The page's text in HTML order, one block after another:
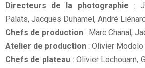
Directeurs de la photographie :
Palats, Jacques Duhamel, André
Chefs de production : Marc Chanal,
Atelier de production : Olivier Modolo
Chefs de plateau: Olivier Lochouarn,